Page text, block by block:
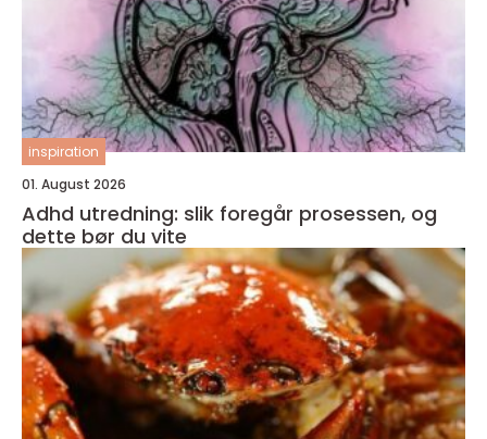
inspiration
01. August 2026
Adhd utredning: slik foregår prosessen, og
dette bør du vite